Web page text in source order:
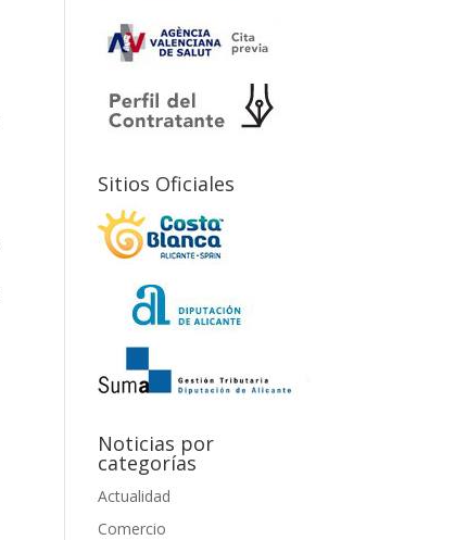
Sitios Oficiales
Noticias por
categorías
Actualidad
Comercio